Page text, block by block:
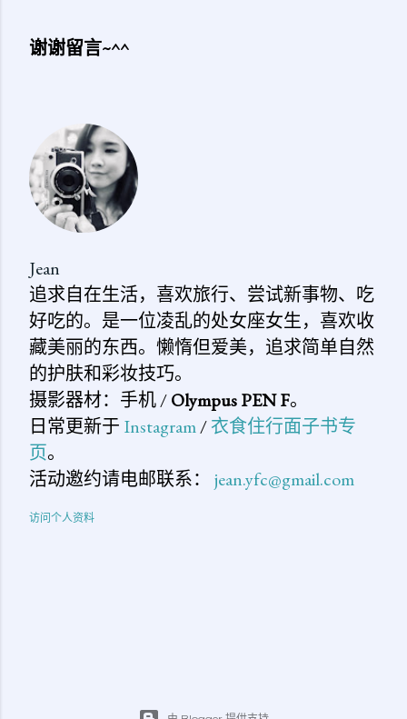
论
谢谢留言~^^
Jean
追求自在生活，喜欢旅行、尝试新事物、吃
好吃的。是一位凌乱的处女座女生，喜欢收
藏美丽的东西。懒惰但爱美，追求简单自然
的护肤和彩妆技巧。
摄影器材：手机 /Olympus PEN F。
日常更新于 Instagram/衣食住行面子书专
页。
活动邀约请电邮联系： jean.yfc@gmail.com
访问个人资料